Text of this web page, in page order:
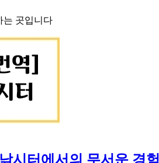
는 곳입니다
시터에서의 무서운 경험